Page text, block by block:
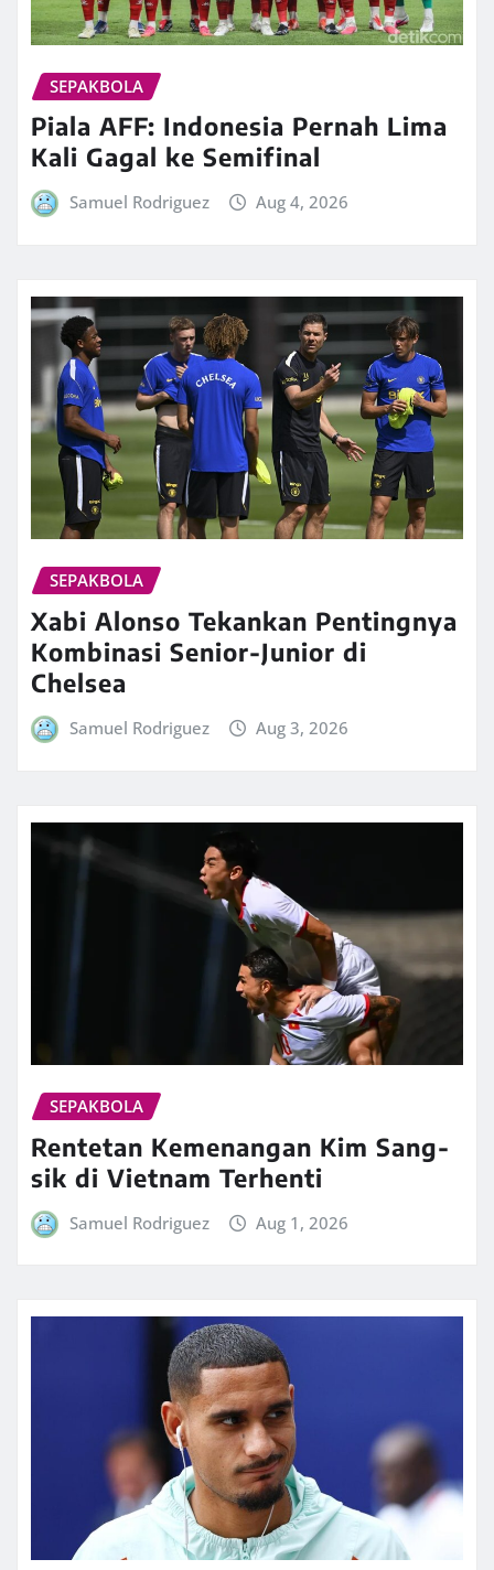
SEPAKBOLA
Piala AFF: Indonesia Pernah Lima
Kali Gagal ke Semifinal
Samuel Rodriguez Aug 4, 2026
SEPAKBOLA
Xabi Alonso Tekankan Pentingnya
Kombinasi Senior-Junior di
Chelsea
Samuel Rodriguez Aug 3, 2026
SEPAKBOLA
Rentetan Kemenangan Kim Sang-
sik di Vietnam Terhenti
Samuel Rodriguez Aug 1, 2026